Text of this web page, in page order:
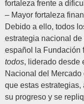
fortaleza frente a
– Mayor fortaleza
Debido a ello, todos
estrategia nacional
español la Fundación
todos, liderado desde
Nacional del
que estas
su progreso y se